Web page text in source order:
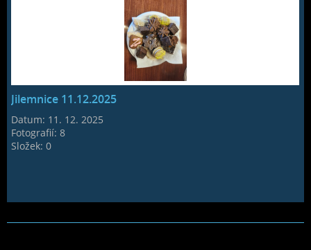
Jilemnice 11.12.2025
Datum: 11. 12. 2025
Fotografií:8
Složek:0